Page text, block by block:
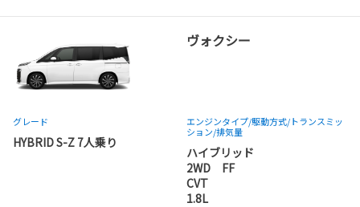
ヴォクシー
グレード
HYBRID S-Z 7人乗り
エンジンタイプ/駆動方式/トランスミッ
ション/排気量
ハイブリッド
2WD FF
CVT
1.8L